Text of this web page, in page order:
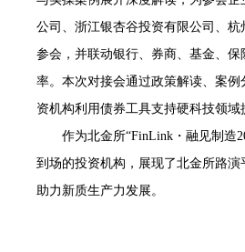
公司、浙江银杏谷投资有限公司、杭
参会， 并联动银行、券商、基金、 保
率。本次对接会通过政策解读、案
资机构利用债券工具支持硬科技领域
作为北金所“FinLink・融见制造
到场的投资机构 ，展现了北金所路演
助力新质生产力发展。